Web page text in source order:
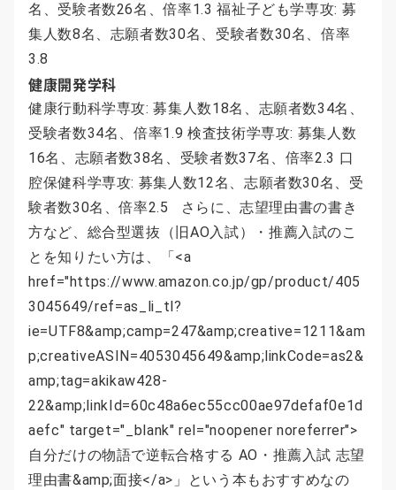
名、受験者数26名、倍率1.3 福祉子ども学専攻: 募
集人数8名、志願者数30名、受験者数30名、倍率
3.8
健康開発学科
健康行動科学専攻: 募集人数18名、志願者数34名、
受験者数34名、倍率1.9 検査技術学専攻: 募集人数
16名、志願者数38名、受験者数37名、倍率2.3 口
腔保健科学専攻: 募集人数12名、志願者数30名、受
験者数30名、倍率2.5 さらに、志望理由書の書き
方など、総合型選抜（旧AO入試）・推薦入試のこ
とを知りたい方は、「<a
href="https://www.amazon.co.jp/gp/product/405
3045649/ref=as_li_tl?
ie=UTF8&amp;camp=247&amp;creative=1211&am
p;creativeASIN=4053045649&amp;linkCode=as2&
amp;tag=akikaw428-
22&amp;linkId=60c48a6ec55cc00ae97defaf0e1d
aefc" target="_blank" rel="noopener noreferrer">
自分だけの物語で逆転合格する AO・推薦入試 志望
理由書&amp;面接</a>」という本もおすすめなの